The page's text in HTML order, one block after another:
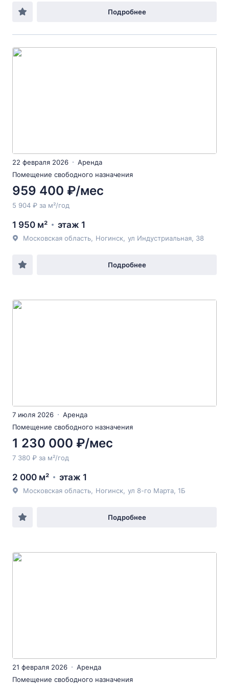
Подробнее
22 февраля 2026
Аренда
Помещение свободного назначения
959 400 ₽/мес
5 904 ₽ за м²/год
1 950 м² этаж 1
Московская область Ногинск ул Индустриальная , 38
Подробнее
7 июля 2026
Аренда
Помещение свободного назначения
1 230 000 ₽/мес
7 380 ₽ за м²/год
2 000 м² этаж 1
Московская область Ногинск ул 8-го Марта , 1Б
Подробнее
21 февраля 2026
Аренда
Помещение свободного назначения